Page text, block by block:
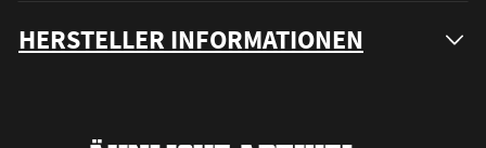
HERSTELLER INFORMATIONEN